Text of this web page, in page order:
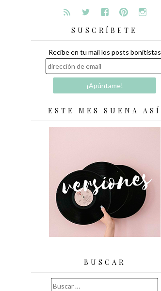
SUSCRÍBETE
Recibe en tu mail los posts bonitistas
ESTE MES SUENA ASÍ
BUSCAR
Buscar: